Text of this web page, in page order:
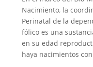
Nacimiento, la
Perinatal de la
fólico es una
en su edad
haya nacimientos